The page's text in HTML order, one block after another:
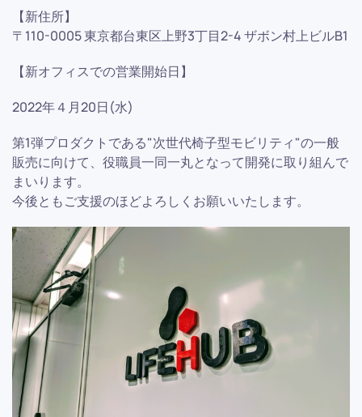
【新住所】
〒110-0005 東京都台東区上野3丁目2-4 ザボン村上ビルB1
【新オフィスでの営業開始日】
2022年４月20日(水)
第1弾プロダクトである"次世代椅子型モビリティ"の一般
販売に向けて、役職員一同一丸となって開発に取り組んで
まいります。
今後ともご支援のほどよろしくお願いいたします。